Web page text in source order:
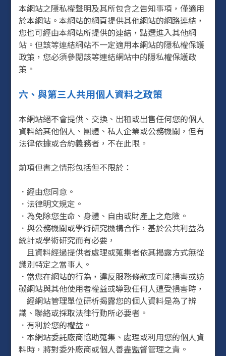
本網站之隱私權聲明及其所包含之告知事項，僅適用
於本網站。本網站的網頁提供其他網站的網路連結，
您也可經由本網站所提供的連結，點選進入其他網
站。但該等連結網站不一定適用本網站的隱私權保護
政策，您必須參閱該等連結網站中的隱私權保護政
策。
六、與第三人共用個人資料之政策
本網站絕不會提供、交換、出租或出售任何您的個人
資料給其他個人、團體、私人企業或公務機關，但有
法律依據或合約義務者，不在此限。
前項但書之情形包括但不限於：
．經由您同意。
．法律明文規定。
．為免除您生命、身體、自由或財產上之危險。
．與公務機關或學術研究機構合作，基於公共利益為
統計或學術研究而有必要，
且資料經過提供者處理或蒐集者依其揭露方式無從
識別特定之當事人。
．當您在網站的行為，違反服務條款或可能損害或妨
礙網站與其他使用者權益或導致任何人遭受損害時，
經網站管理單位研析揭露您的個人資料是為了辨
識、聯絡或採取法律行動所必要者。
．有利於您的權益。
．本網站委託廠商協助蒐集、處理或利用您的個人資
料時，將對委外廠商或個人善盡監督管理之責。